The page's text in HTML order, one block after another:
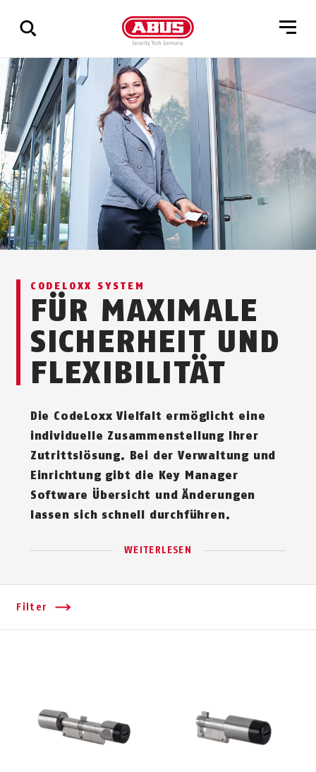
Zeige
alle
Ergebnisse
CODELOXX SYSTEM
FÜR MAXIMALE
SICHERHEIT UND
FLEXIBILITÄT
Die CodeLoxx Vielfalt ermöglicht eine
individuelle Zusammenstellung Ihrer
Zutrittslösung. Bei der Verwaltung und
Einrichtung gibt die Key Manager
Software Übersicht und Änderungen
lassen sich schnell durchführen.
WEITERLESEN
Filter